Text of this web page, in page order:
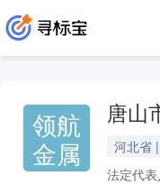
领航
金属
唐山
河北省
法定代表